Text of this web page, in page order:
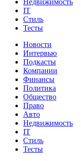
Недвижимость
IT
Стиль
Тесты
Новости
Интервью
Подкасты
Компании
Финансы
Политика
Общество
Право
Авто
Недвижимость
IT
Стиль
Тесты